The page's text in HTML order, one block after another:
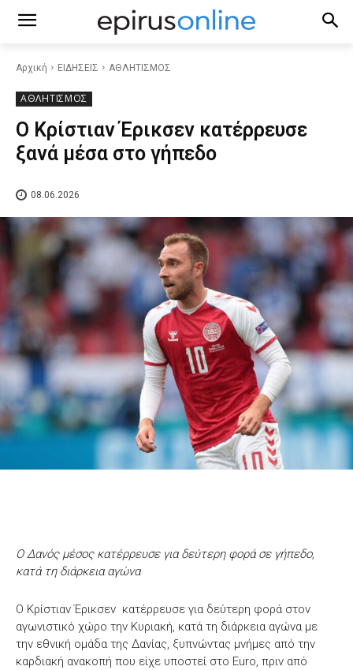
Αρχική ΕΙΔΗΣΕΙΣ ΑΘΛΗΤΙΣΜΟΣ
ΑΘΛΗΤΙΣΜΟΣ
Ο Κρίστιαν Έρικσεν κατέρρευσε
ξανά μέσα στο γήπεδο
08.06.2026
Ο Δανός μέσος κατέρρευσε για δεύτερη φορά σε γήπεδο,
κατά τη διάρκεια αγώνα
Ο Κρίστιαν Έρικσεν κατέρρευσε για δεύτερη φορά στον
αγωνιστικό χώρο την Κυριακή, κατά τη διάρκεια αγώνα με
την εθνική ομάδα της Δανίας, ξυπνώντας μνήμες από την
καρδιακή ανακοπή που είχε υποστεί στο Euro, πριν από